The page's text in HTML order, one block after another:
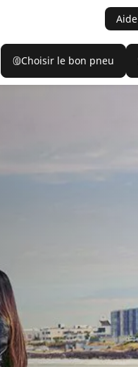
Aide
Choisir le bon pneu